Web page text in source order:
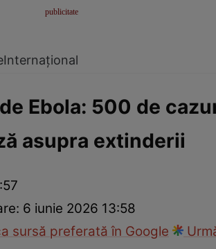
Internațional
Ebola: 500 de
asupra extinderii
6 iunie 2026 13:58
sursă preferată în Google